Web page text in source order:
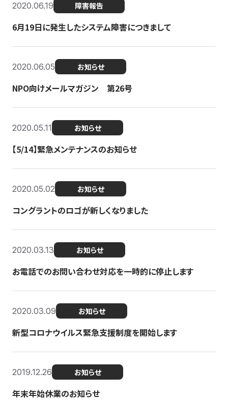
2020.06.19 障害報告
6月19日に発生したシステム障害につきまして
2020.06.05 お知らせ
NPO向けメールマガジン 第26号
2020.05.11 お知らせ
【5/14】緊急メンテナンスのお知らせ
2020.05.02 お知らせ
コングラントのロゴが新しくなりました
2020.03.13 お知らせ
お電話でのお問い合わせ対応を一時的に停止します
2020.03.09 お知らせ
新型コロナウイルス緊急支援制度を開始します
2019.12.26 お知らせ
年末年始休業のお知らせ